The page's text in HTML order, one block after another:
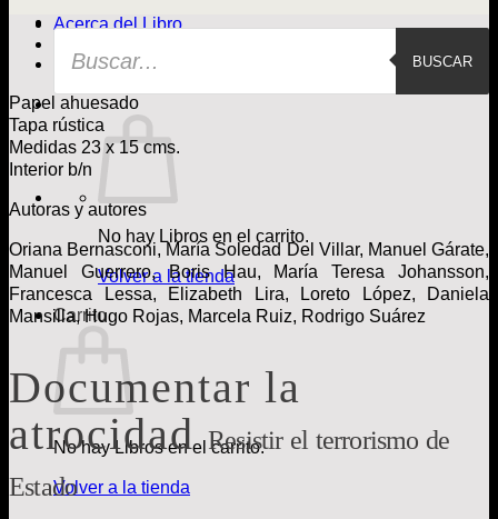
Búsqueda
Libros
BUSCAR
No hay Libros en el carrito.
Volver a la tienda
Carrito
No hay Libros en el carrito.
Volver a la tienda
Acerca del Libro
ACERCA DEL AUTOR
Papel ahuesado
Tapa rústica
Medidas 23 x 15 cms.
Interior b/n
Autoras y autores
Oriana Bernasconi, María Soledad Del Villar, Manuel Gárate,
Manuel Guerrero, Boris Hau, María Teresa Johansson,
Francesca Lessa, Elizabeth Lira, Loreto López, Daniela
Mansilla, Hugo Rojas, Marcela Ruiz, Rodrigo Suárez
Documentar la
atrocidadResistir el terrorismo de
Estado